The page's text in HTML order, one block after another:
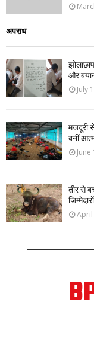
अपराध
और
July
मजदूरी
बनीं
तीर से
April